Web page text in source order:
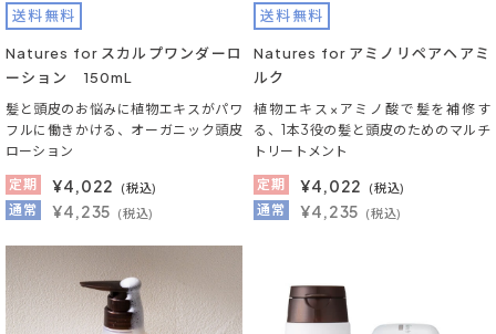
送料無料
Natures for スカルプワンダーロ
ーション 150mL
髪と頭皮のお悩みに植物エキスがパワ
フルに働きかける、オーガニック頭皮
ローション
定期
¥4,022 (税込)
通常 ¥4,235 (税込)
送料無料
Natures for アミノリペアヘアミ
ルク
植物エキス×アミノ酸で髪を補修す
る、1本3役の髪と頭皮のためのマルチ
トリートメント
定期
¥4,022 (税込)
通常 ¥4,235 (税込)